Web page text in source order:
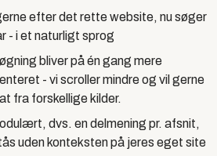
efter det rette website, nu søger
- i et naturligt sprog
bliver på én gang mere
- vi scroller mindre og vil gerne
fra forskellige kilder.
dvs. en delmening pr. afsnit,
uden konteksten på jeres eget site